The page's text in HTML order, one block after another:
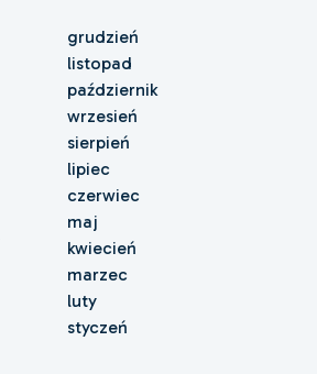
grudzień
listopad
październik
wrzesień
sierpień
lipiec
czerwiec
maj
kwiecień
marzec
luty
styczeń